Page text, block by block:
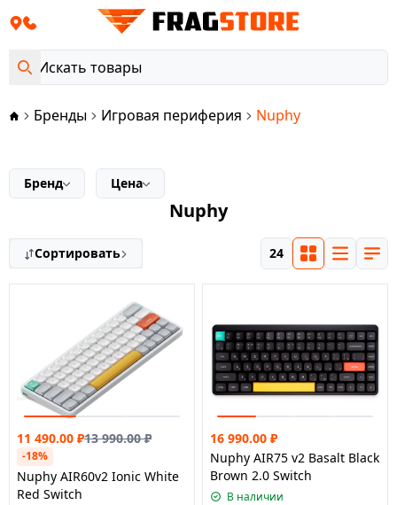
Бренды Игровая периферия Nuphy
Бренд Цена
Nuphy
Сортировать 24
11 490.00 ₽13 990.00₽
-18%
Nuphy AIR60v2 Ionic White
Red Switch
16 990.00 ₽
Nuphy AIR75 v2 Basalt Black
Brown 2.0 Switch
В наличии